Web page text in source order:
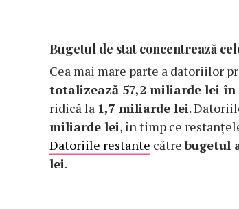
Bugetul de stat concentrează
Cea mai mare parte a datoriilor
totalizează 57,2 miliarde lei în
ridică la 1,7 miliarde lei.
miliarde lei, în timp ce
Datoriile restante cătrebugetul
lei.